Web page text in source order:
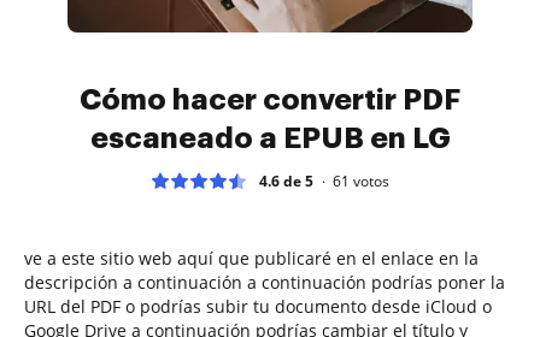
Cómo hacer convertir PDF
escaneado a EPUB en LG
4.6 de 5 61 votos
ve a este sitio web aquí que publicaré en el enlace en la
descripción a continuación a continuación podrías poner la
URL del PDF o podrías subir tu documento desde iCloud o
Google Drive a continuación podrías cambiar el título y